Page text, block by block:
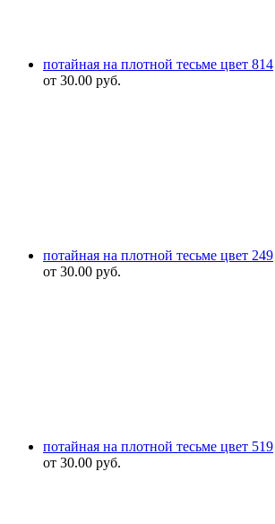
потайная на плотной тесьме цвет 814
от 30.00 руб.
потайная на плотной тесьме цвет 249
от 30.00 руб.
потайная на плотной тесьме цвет 519
от 30.00 руб.